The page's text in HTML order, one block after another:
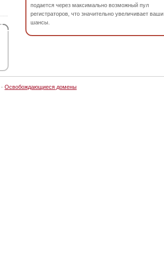
подается через максимально возможный пул
регистраторов, что значительно увеличивает ваши
шансы.
· Освобождающиеся домены